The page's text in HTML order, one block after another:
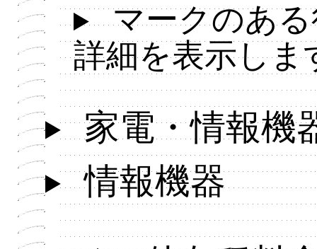
マークのあ
詳細を表示しま
家電・情報機
情報機器